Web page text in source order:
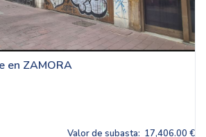
en ZAMORA
Valor de subasta: 17,406.00 €